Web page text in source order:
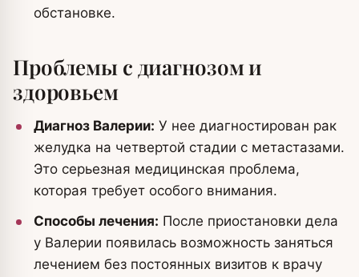
обстановке.
Проблемы с диагнозом и
здоровьем
Диагноз Валерии: У нее диагностирован рак
желудка на четвертой стадии с метастазами.
Это серьезная медицинская проблема,
которая требует особого внимания.
Способы лечения: После приостановки дела
у Валерии появилась возможность заняться
лечением без постоянных визитов к врачу